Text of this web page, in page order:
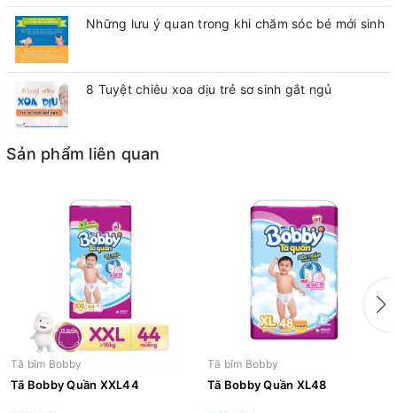
Những lưu ý quan trong khi chăm sóc bé mới sinh
8 Tuyệt chiêu xoa dịu trẻ sơ sinh gắt ngủ
Sản phẩm liên quan
Tã bĩm Bobby
Tã Bobby Quần XXL44
Tã bĩm Bobby
Tã Bobby Quần XL48